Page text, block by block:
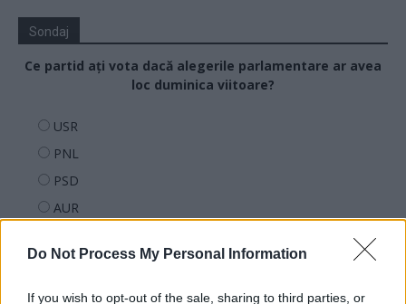
Do Not Process My Personal Information
If you wish to opt-out of the sale, sharing to third parties, or
Sondaj
Ce partid ați vota dacă alegerile parlamentare ar avea
loc duminica viitoare?
USR
PNL
PSD
AUR
PMP (Tomac)
Forța Dreptei (L. Orban)